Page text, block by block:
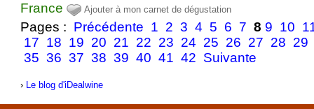
France
Ajouter à mon carnet de dégustation
Pages : Précédente 1 2 3 4 5 6 7 8 9 10
17 18 19 20 21 22 23 24 25 26 27 28 29
35 36 37 38 39 40 41 42 Suivante
› Le blog d'iDealwine